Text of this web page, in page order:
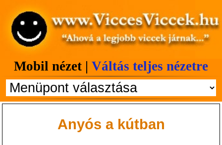
Mobil nézet | Váltás teljes nézetre
Anyós a kútban